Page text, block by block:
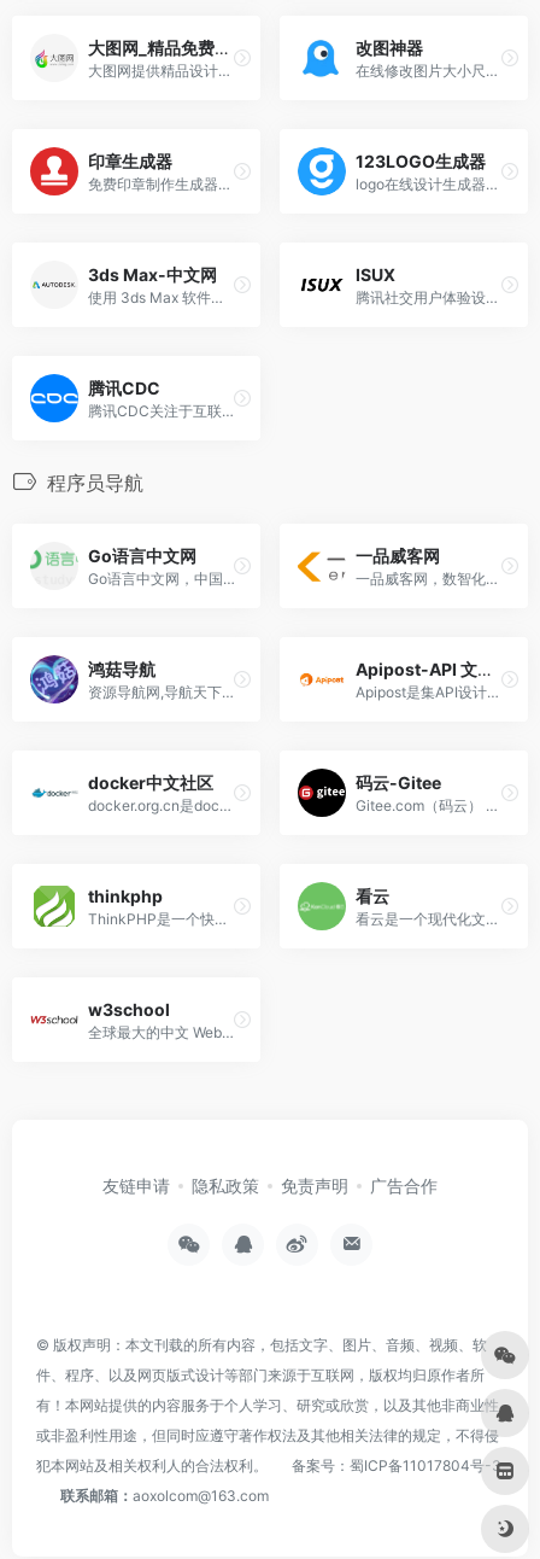
大图网_精品免费素材共享平台
大图网提供精品设计图片素材下载,内容包括高清图片素材,PSD素材,淘宝素材,影楼模板素材,矢量素材,免扣素材和中英文字体
改图神器
在线修改图片大小尺寸，免费照片处理工具
印章生成器
免费印章制作生成器能在线生成多种风格和字体的个性古风印章
123LOGO生成器
logo在线设计生成器，免费在线生成公司logo设计
3ds Max-中文网
使用 3ds Max 软件进行三维建模、动画、渲染和可视化。从 Autodesk 授权经销商运营的在线商城或经销商订购 3ds Max 固定期限使用许可。
ISUX
腾讯社交用户体验设计，简称ISUX (Internet Social User Experience)，成立于2011年1月11日，是腾讯集团核心、全球最具规模的UX设计团队。
腾讯CDC
腾讯CDC关注于互联网视觉设计、交互设计、用户研究、前端开发。
程序员导航
Go语言中文网
Go语言中文网，中国 Golang 社区，Go语言学习园地，致力于构建完善的 Golang 中文社区。
一品威客网
一品威客网，数智化创意设计交易服务平台，聚集设计、开发、策划、营销等多品类千万级威客服务商。
鸿菇导航
资源导航网,导航天下,教程导航,导航网站
Apipost-API 文档、设计、调试、自动化测试一体化协作平台
Apipost是集API设计、API调试、API文档、自动化测试为一体的API研发协同平台。
docker中文社区
docker.org.cn是docker的中文社区，旨在为大家提供中文的docker教程 docker手册 docker教程 docker安装手册 docker帮助！
码云-Gitee
Gitee.com（码云） 是 OSCHINA.NET 推出的代码托管平台，支持 Git 和 SVN，提供免费的私有仓库托管。目前已有超过 600 万的开发者选择 Gitee。
thinkphp
ThinkPHP是一个快速、兼容而且简单的轻量级国产PHP开发框架，诞生于2006年初，原名FCS，2007年元旦正式更名为ThinkPHP，遵循Apache2开源协议发布，从Struts结构移植过来并做了改进和完善。
看云
看云是一个现代化文档写作、托管及数字出版平台，基于MarkDown语法和Git版本库管理，让你专注于知识创作，可以用于企业知识库、产品手册、项目文档和个人数字出版。
w3school
全球最大的中文 Web 技术教程。
友链申请 隐私政策 免责声明 广告合作
© 版权声明：本文刊载的所有内容，包括文字、图片、音频、视频、软
件、程序、以及网页版式设计等部门来源于互联网，版权均归原作者所
有！本网站提供的内容服务于个人学习、研究或欣赏，以及其他非商业性
或非盈利性用途，但同时应遵守著作权法及其他相关法律的规定，不得侵
犯本网站及相关权利人的合法权利。
备案号： 蜀ICP备11017804号-3
联系邮箱： aoxolcom@163.com